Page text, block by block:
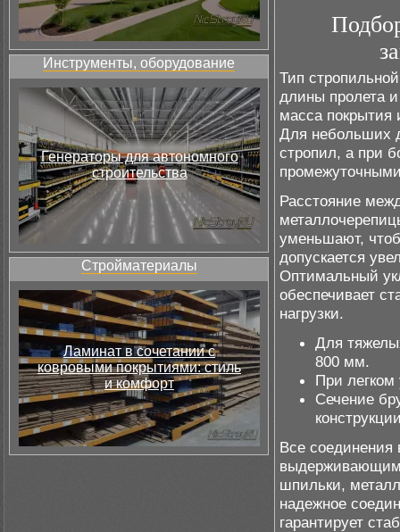
Инструменты, оборудование
Генераторы для автономного
строительства
Стройматериалы
Ламинат в сочетании с
ковровыми покрытиями: стиль
и комфорт
Тип
длины пролета
масса покрытия
Для небольших
стропил, а при
Расстояние
уменьшают,
допускается
Оптимальный
обеспечивает
нагрузки.
Для
800 мм.
При
Сечение
Все
выдерживающим
шпильки,
надежное
гарантирует